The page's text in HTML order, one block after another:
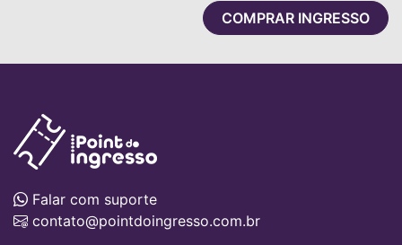
COMPRAR INGRESSO
Falar com suporte
contato@pointdoingresso.com.br